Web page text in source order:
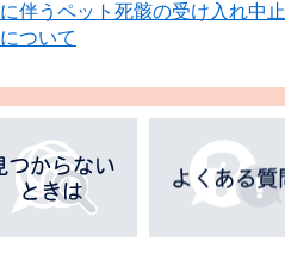
に伴うペット死骸の受け入れ中止
について